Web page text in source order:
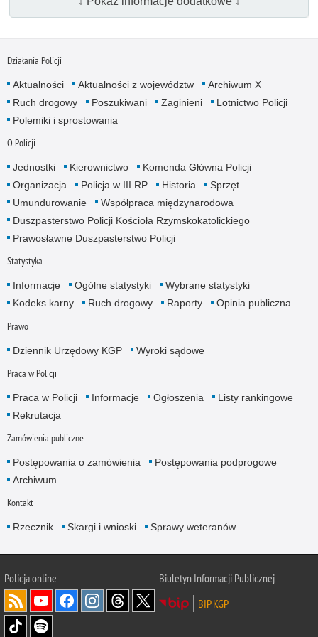
Działania Policji
Aktualności Aktualności z województw
Archiwum X
Ruch drogowy
Poszukiwani Zaginieni
Lotnictwo Policji
Polemiki i sprostowania
O Policji
Jednostki Kierownictwo
Komenda Główna Policji
Organizacja
Policja w III RP Historia
Sprzęt
Umundurowanie
Współpraca międzynarodowa
Duszpasterstwo Policji Kościoła Rzymskokatolickiego
Prawosławne Duszpasterstwo Policji
Statystyka
Informacje Ogólne statystyki
Wybrane statystyki
Kodeks karny
Ruch drogowy Raporty Opinia publiczna
Prawo
Dziennik Urzędowy KGP Wyroki sądowe
Praca w Policji
Praca w Policji Informacje Ogłoszenia
Listy rankingowe
Rekrutacja
Zamówienia publiczne
Postępowania o zamówienia
Postępowania podprogowe
Archiwum
Kontakt
Rzecznik Skargi i wnioski Sprawy weteranów
Policjaonline
Biuletyn Informacji Publicznej
BIP KGP